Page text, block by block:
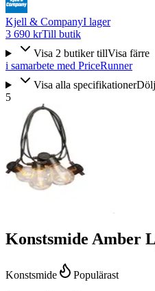
Kjell & CompanyI lager
3 690 krTill butik
Visa 2 butiker tillVisa färre
i samarbete med PriceRunner
Visa alla specifikationer
5
Konstsmide Amber
Konstsmide
Populärast